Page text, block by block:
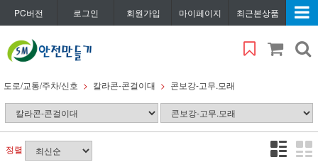
PC버전 로그인 회원가입 마이페이지 최근본상품
도로/교통/주차/신호 칼라콘-콘걸이대 콘보강-고무.모래
정렬